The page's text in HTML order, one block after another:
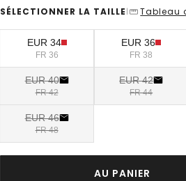
SÉLECTIONNER LA TAILLE | Tableau
EUR 34
FR 36
EUR 36
FR 38
EUR 40
FR 42
EUR 42
FR 44
EUR 46
FR 48
AU PANIER